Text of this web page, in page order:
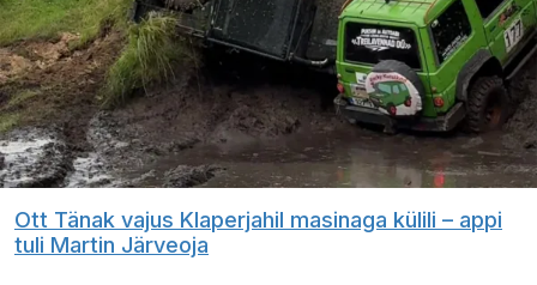
Ott Tänak vajus Klaperjahil masinaga külili – appi
tuli Martin Järveoja